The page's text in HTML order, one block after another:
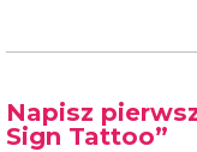
Napisz
Sign Tattoo”